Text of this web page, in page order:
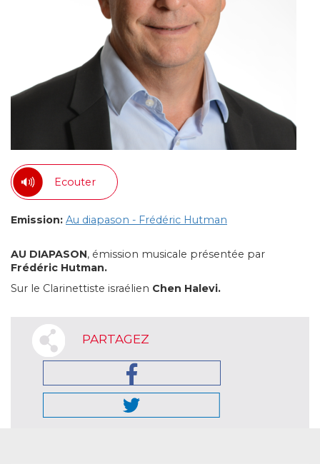
Ecouter
Emission: Au diapason - Frédéric Hutman
AU DIAPASON, émission musicale présentée par
Frédéric Hutman.
Sur le Clarinettiste israélien Chen Halevi.
PARTAGEZ